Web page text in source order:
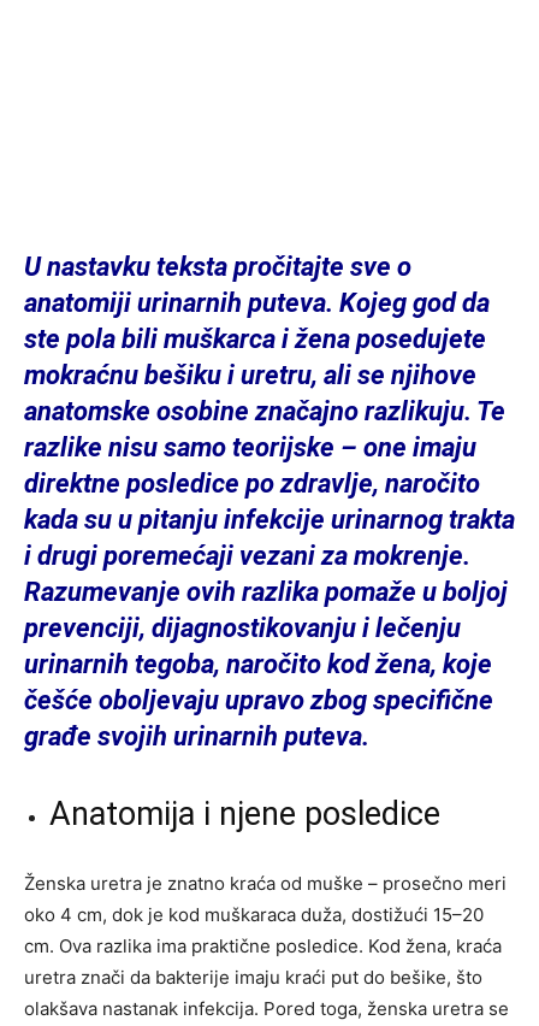
U nastavku teksta pročitajte sve o
anatomiji urinarnih puteva. Kojeg god da
ste pola bili muškarca i žena posedujete
mokraćnu bešiku i uretru, ali se njihove
anatomske osobine značajno razlikuju. Te
razlike nisu samo teorijske – one imaju
direktne posledice po zdravlje, naročito
kada su u pitanju infekcije urinarnog trakta
i drugi poremećaji vezani za mokrenje.
Razumevanje ovih razlika pomaže u boljoj
prevenciji, dijagnostikovanju i lečenju
urinarnih tegoba, naročito kod žena, koje
češće oboljevaju upravo zbog specifične
građe svojih urinarnih puteva.
Anatomija i njene posledice
Ženska uretra je znatno kraća od muške – prosečno meri
oko 4 cm, dok je kod muškaraca duža, dostižući 15–20
cm. Ova razlika ima praktične posledice. Kod žena, kraća
uretra znači da bakterije imaju kraći put do bešike, što
olakšava nastanak infekcija. Pored toga, ženska uretra se